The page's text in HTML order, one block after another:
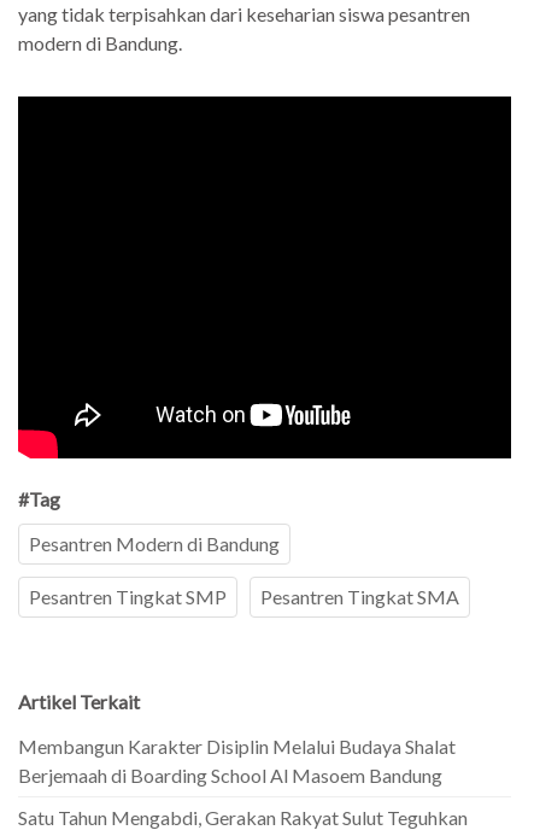
yang tidak terpisahkan dari keseharian siswa pesantren
modern di Bandung.
#Tag
Pesantren Modern di Bandung
Pesantren Tingkat SMP Pesantren Tingkat SMA
Artikel Terkait
Membangun Karakter Disiplin Melalui Budaya Shalat
Berjemaah di Boarding School Al Masoem Bandung
Satu Tahun Mengabdi, Gerakan Rakyat Sulut Teguhkan